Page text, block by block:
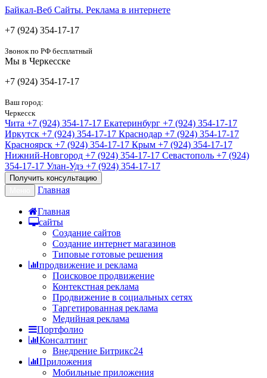
Байкал-Веб Сайты. Реклама в интернете
+7 (924) 354-17-17
Звонок по РФ бесплатный
Мы в Черкесске
+7 (924) 354-17-17
Ваш город:
Черкесск
Чита +7 (924) 354-17-17 Екатеринбург +7 (924) 354-17-17
Иркутск +7 (924) 354-17-17 Краснодар +7 (924) 354-17-17
Красноярск +7 (924) 354-17-17 Крым +7 (924) 354-17-17
Нижний-Новгород +7 (924) 354-17-17 Севастополь +7 (924)
354-17-17 Улан-Удэ +7 (924) 354-17-17
Получить консультацию
Главная
Главная
сайты
Создание сайтов
Создание интернет магазинов
Типовые готовые решения
продвижение и реклама
Поисковое продвижение
Контекстная реклама
Продвижение в социальных сетях
Таргетированная реклама
Медийная реклама
Портфолио
Консалтинг
Внедрение Битрикс24
Приложения
Мобильные приложения